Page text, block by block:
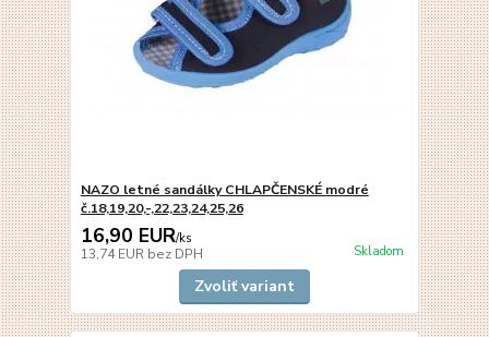
NAZO letné sandálky CHLAPČENSKÉ modré
č.18,19,20,-,22,23,24,25,26
16,90 EUR/ks
13,74 EUR bez DPH Skladom
Zvoliť variant